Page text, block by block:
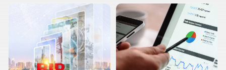
Thailand
Turkey